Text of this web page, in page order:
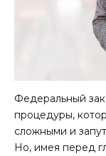
Федеральный
процедуры,
сложными и
Но, имея перед